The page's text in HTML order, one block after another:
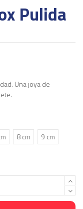
Pulida
Una joya de
8 cm
9 cm